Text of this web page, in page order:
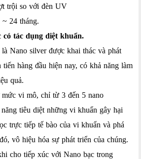
trội so với đèn UV
24 tháng.
có tác dụng diệt khuẩn.
Nano silver được khai thác và phát
hàng đầu hiện nay, có khả năng làm
quả.
vi mô, chỉ từ 3 đến 5 nano
tiêu diệt những vi khuẩn gây hại
trực tiếp tế bào của vi khuẩn và phá
vô hiệu hóa sự phát triển của chúng.
cho tiếp xúc với Nano bạc trong